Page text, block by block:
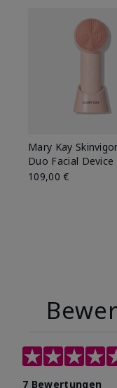
Mary Kay
Duo Facial Device
109,00 €
7 Bewertungen